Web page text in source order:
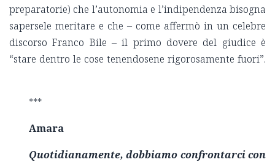
preparatorie) che l’autonomia e l’indipendenza bisogna
sapersele meritare e che – come affermò in un celebre
discorso Franco Bile – il primo dovere del giudice è
“stare dentro le cose tenendosene rigorosamente fuori”.
***
Amara
Quotidianamente, dobbiamo confrontarci con